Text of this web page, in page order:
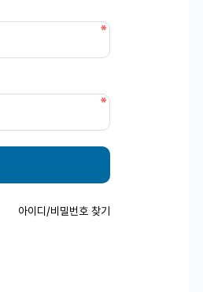
아이디/비밀번호 찾기